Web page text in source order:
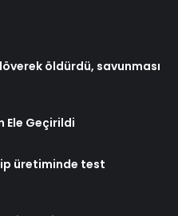
öldürdü, savunması
Ele Geçirildi
üretiminde test